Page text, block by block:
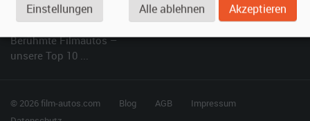
SPECIAL
Berühmte Filmautos –
unsere Top 10 ...
© 2026 film-autos.com Blog AGB
Impressum
Einstellungen Alle ablehnen Akzeptieren